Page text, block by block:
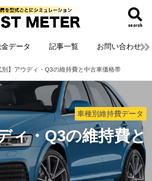
search
データ 記事一覧 お問い合わせ
別】アウディ・Q3の維持費と中古車価格帯
車種別維持費データ
ィ・Q3の維持費と